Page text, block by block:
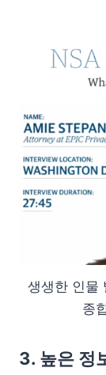
생생한 인물
종
3. 높은 정